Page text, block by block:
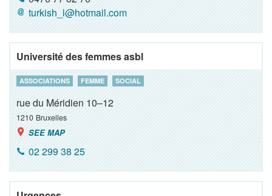
turkish_l@hotmail.com
Université des femmes asbl
ASSOCIATIONS FEMME SOCIAL
rue du Méridien 10–12
1210 Bruxelles
SEE MAP
02 299 38 25